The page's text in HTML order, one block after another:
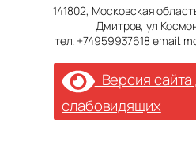
141802, Московская
Дмитров, ул
тел. +74959937618 email.
Версия сайта
слабовидящих